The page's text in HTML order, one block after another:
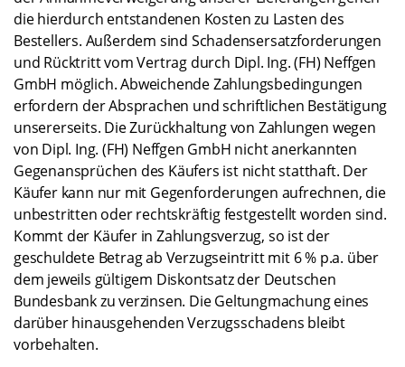
die hierdurch entstandenen Kosten zu Lasten des
Bestellers. Außerdem sind Schadensersatzforderungen
und Rücktritt vom Vertrag durch Dipl. Ing. (FH) Neffgen
GmbH möglich. Abweichende Zahlungsbedingungen
erfordern der Absprachen und schriftlichen Bestätigung
unsererseits. Die Zurückhaltung von Zahlungen wegen
von Dipl. Ing. (FH) Neffgen GmbH nicht anerkannten
Gegenansprüchen des Käufers ist nicht statthaft. Der
Käufer kann nur mit Gegenforderungen aufrechnen, die
unbestritten oder rechtskräftig festgestellt worden sind.
Kommt der Käufer in Zahlungsverzug, so ist der
geschuldete Betrag ab Verzugseintritt mit 6 % p.a. über
dem jeweils gültigem Diskontsatz der Deutschen
Bundesbank zu verzinsen. Die Geltungmachung eines
darüber hinausgehenden Verzugsschadens bleibt
vorbehalten.